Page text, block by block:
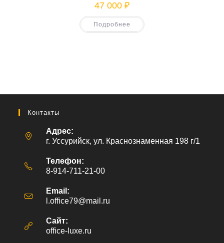
47 000 ₽
Подробнее
Контакты
Адрес:
г. Уссурийск, ул. Краснознаменная 198 г/1
Телефон:
8-914-711-21-00
Email:
l.office79@mail.ru
Сайт:
office-luxe.ru